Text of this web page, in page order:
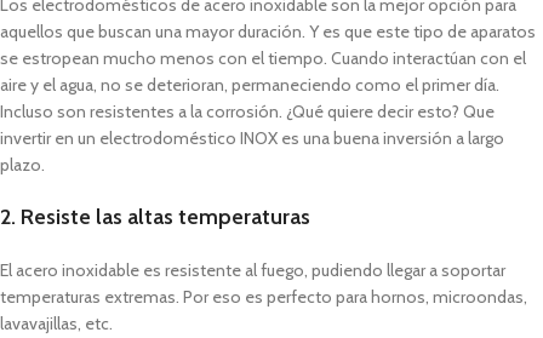
aquellos que buscan una mayor duración. Y es que este tipo de aparatos
se estropean mucho menos con el tiempo. Cuando interactúan con el
aire y el agua, no se deterioran, permaneciendo como el primer día.
Incluso son resistentes a la corrosión. ¿Qué quiere decir esto? Que
invertir en un electrodoméstico INOX es una buena inversión a largo
plazo.
2. Resiste las altas temperaturas
El acero inoxidable es resistente al fuego, pudiendo llegar a soportar
temperaturas extremas. Por eso es perfecto para hornos, microondas,
lavavajillas, etc.